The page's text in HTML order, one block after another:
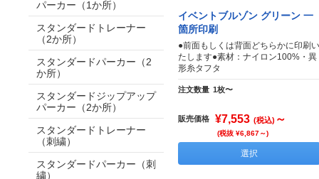
イベントブルゾン グリーン 一
箇所印刷
●前面もしくは背面どちらかに印刷い
たします●素材：ナイロン100%・異
形糸タフタ
注文数量 1枚〜
販売価格 ¥7,553 (税込) ～
(税抜 ¥6,867～)
選択
パーカー（1か所）
スタンダードトレーナー
（2か所）
スタンダードパーカー（2
か所）
スタンダードジップアップ
パーカー（2か所）
スタンダードトレーナー
（刺繍）
スタンダードパーカー（刺
繍）